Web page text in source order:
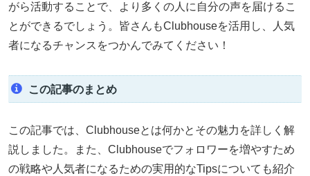
がら活動することで、より多くの人に自分の声を届けるこ
とができるでしょう。皆さんもClubhouseを活用し、人気
者になるチャンスをつかんでみてください！
この記事のまとめ
この記事では、Clubhouseとは何かとその魅力を詳しく解
説しました。また、Clubhouseでフォロワーを増やすため
の戦略や人気者になるための実用的なTipsについても紹介